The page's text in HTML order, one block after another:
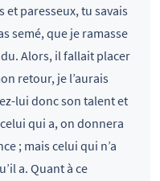
et paresseux, tu savais
semé, que je ramasse
Alors, il fallait placer
retour, je l’aurais
lui donc son talent et
qui a, on donnera
; mais celui qui n’a
a. Quant à ce